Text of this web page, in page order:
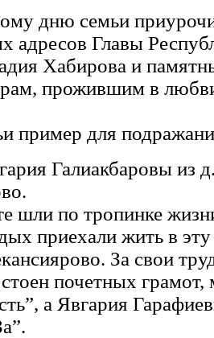
дню семьи
адресов Главы
Хабирова и
прожившим в
пример для
Галиакбаровы из
шли по тропинке
приехали жить в
За свои
почетных грамот,
а Явгария